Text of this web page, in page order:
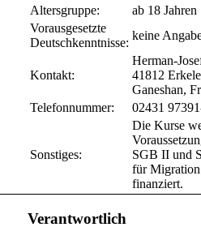
Altersgruppe:
ab 18 Jahren
Vorausgesetzte
Deutschkenntnisse:
keine
Kontakt:
Herman-
41812
Ganeshan,
Telefonnummer:
02431
Sonstiges:
Die Kurse
SGB II und
für
finanziert.
Verantwortlich